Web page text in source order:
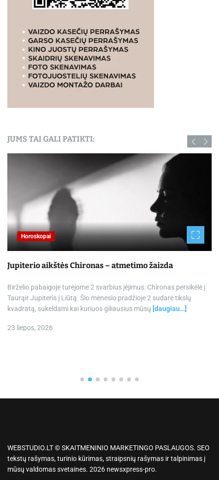
JUMS TAI GALI PATIKTI:
Horoskopai
Jupiterio aikštės Chironas – atmetimo žaizda
Birželio pabaigoje turėjome 2 svarbius įėjimus: Chironas persikėlė į
Taurąir Jupiteris į Liūtą. Šio mėnesio pradžioje 2 sudarė tikslų
kvadratą, sukeldami kai kuriuos giliausius mūsų [daugiau…]
23 liepos, 2026
WEBSTUDIO.LT © SKAITMENINIO MARKETINGO PASLAUGOS. SEO
tekstų rašymas, turinio kūrimas, straipsnių rašymas ir talpinimas į
mūsų valdomas svetaines. 2026 newsxpress-pro.